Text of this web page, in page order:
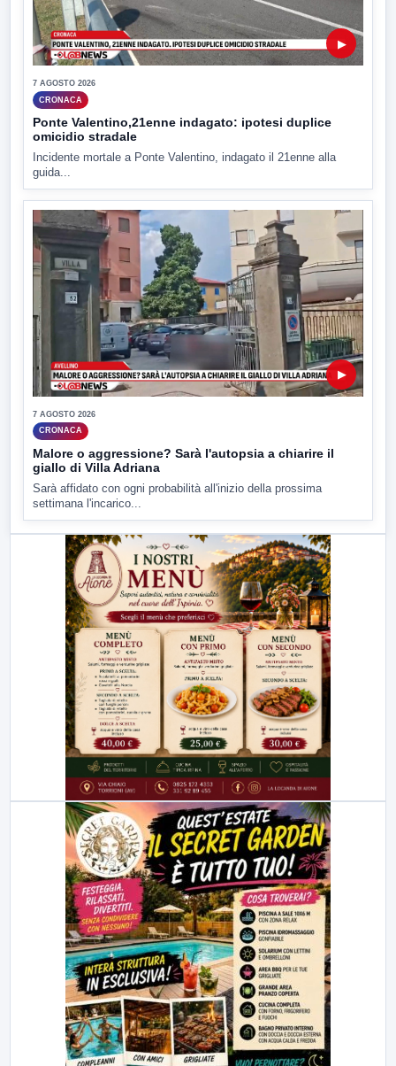
▶
7 AGOSTO 2026
CRONACA
Ponte Valentino,21enne indagato: ipotesi duplice
omicidio stradale
Incidente mortale a Ponte Valentino, indagato il 21enne alla
guida...
▶
7 AGOSTO 2026
CRONACA
Malore o aggressione? Sarà l'autopsia a chiarire il
giallo di Villa Adriana
Sarà affidato con ogni probabilità all'inizio della prossima
settimana l'incarico...